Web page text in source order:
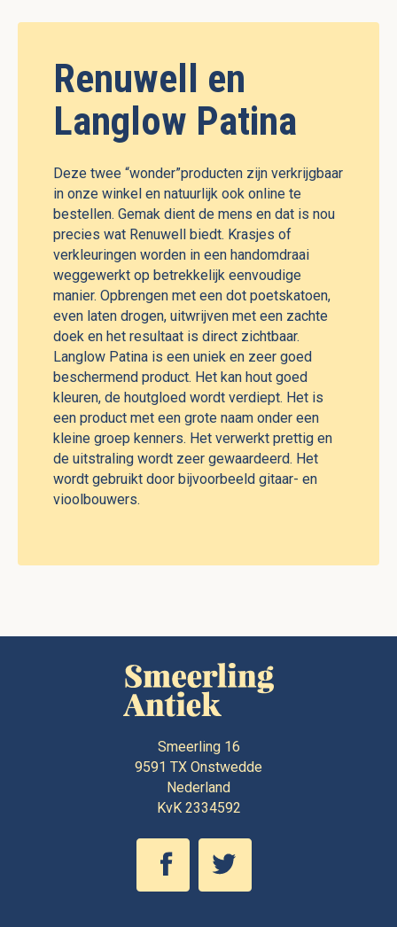
Renuwell en
Langlow Patina
Deze twee “wonder”producten zijn verkrijgbaar
in onze winkel en natuurlijk ook online te
bestellen. Gemak dient de mens en dat is nou
precies wat Renuwell biedt. Krasjes of
verkleuringen worden in een handomdraai
weggewerkt op betrekkelijk eenvoudige
manier. Opbrengen met een dot poetskatoen,
even laten drogen, uitwrijven met een zachte
doek en het resultaat is direct zichtbaar.
Langlow Patina is een uniek en zeer goed
beschermend product. Het kan hout goed
kleuren, de houtgloed wordt verdiept. Het is
een product met een grote naam onder een
kleine groep kenners. Het verwerkt prettig en
de uitstraling wordt zeer gewaardeerd. Het
wordt gebruikt door bijvoorbeeld gitaar- en
vioolbouwers.
Smeerling 16
9591 TX Onstwedde
Nederland
KvK 2334592